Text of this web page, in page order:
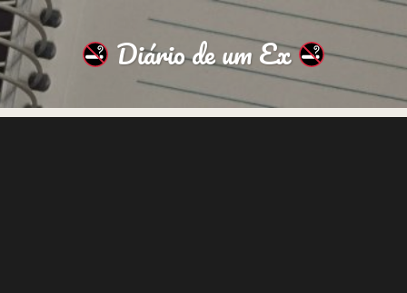
Diário de um Ex